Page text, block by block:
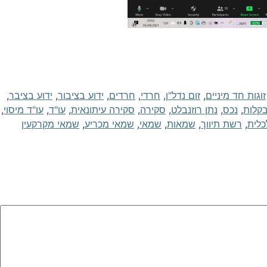
זוגות חד מיניים, זום נדל"ן, חרדי, חרדים, ידוע בציבור, ידוע בציבר,
, נכס, נתן רוזנבלט, סקירה, סקירה עיתונאית, עו"ד, עו"ד מיסוי,
, רשת תיווך, שמאות, שמאי, שמאי מכריע, שמאי מקרקעין